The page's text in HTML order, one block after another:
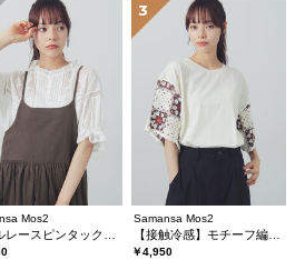
Mos2
3
Samansa Mos2
【接触冷感】モチーフ編みコンビカットソー
￥4,950